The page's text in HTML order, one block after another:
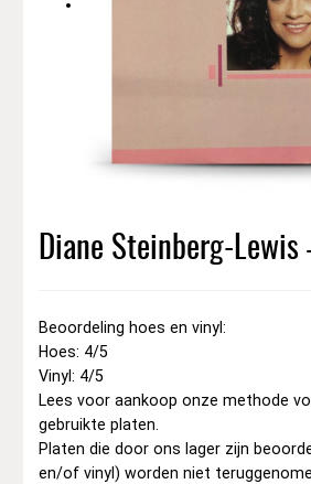
Diane Steinberg-Lewis
Beoordeling hoes en vinyl:
Hoes: 4/5
Vinyl: 4/5
Lees voor aankoop onze methode
gebruikte platen.
Platen die door ons lager zijn
en/of vinyl) worden niet